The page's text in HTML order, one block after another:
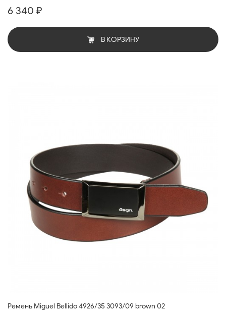
6 340 ₽
В КОРЗИНУ
Ремень Miguel Bellido 4926/35 3093/09 brown 02